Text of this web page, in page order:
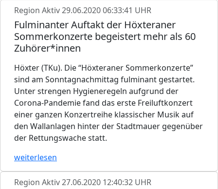
Region Aktiv29.06.2020 06:33:41 UHR
Fulminanter Auftakt der Höxteraner
Sommerkonzerte begeistert mehr als 60
Zuhörer*innen
Höxter (TKu). Die “Höxteraner Sommerkonzerte”
sind am Sonntagnachmittag fulminant gestartet.
Unter strengen Hygieneregeln aufgrund der
Corona-Pandemie fand das erste Freiluftkonzert
einer ganzen Konzertreihe klassischer Musik auf
den Wallanlagen hinter der Stadtmauer gegenüber
der Rettungswache statt.
weiterlesen
Region Aktiv27.06.2020 12:40:32 UHR